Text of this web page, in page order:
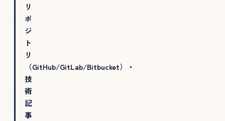
リ
ポ
ジ
ト
リ
（GitHub/GitLab/Bitbucket）・
技
術
記
事